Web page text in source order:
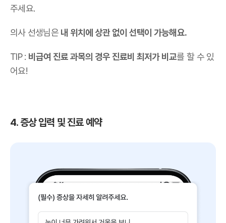
주세요.
의사 선생님은 내 위치에 상관 없이 선택이 가능해요.
TIP : 비급여 진료 과목의 경우 진료비 최저가 비교를 할 수 있
어요!
4. 증상 입력 및 진료 예약